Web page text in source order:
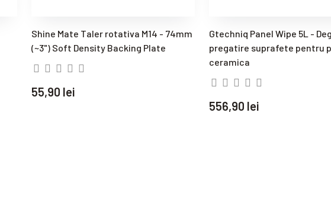
Shine Mate Taler rotativa M14 - 74mm
(~3") Soft Density Backing Plate
55,90 lei
Gtechniq Panel Wipe 5L -
pregatire suprafete pentru
ceramica
556,90 lei